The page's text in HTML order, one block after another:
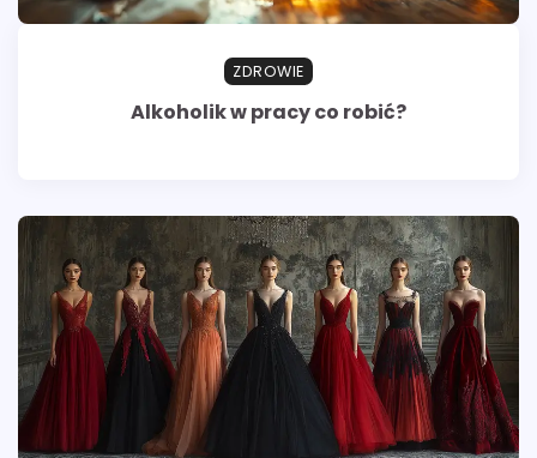
ZDROWIE
Alkoholik w pracy co robić?